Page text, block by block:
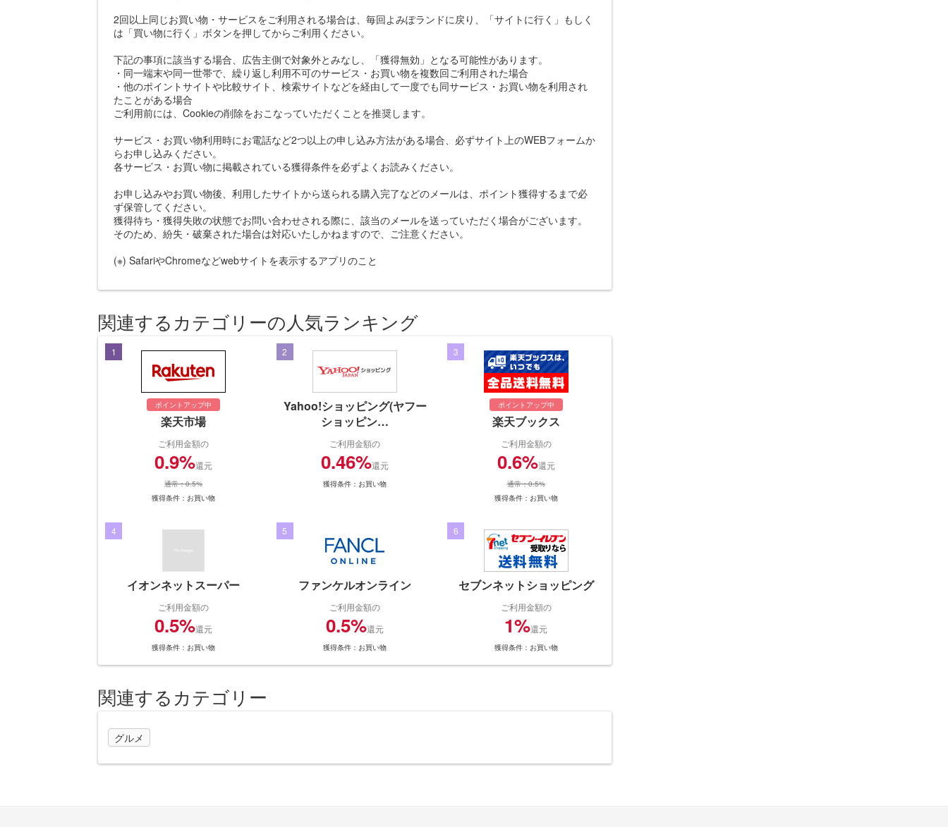
2回以上同じお買い物・サービスをご利用される場合は、毎回よみぽランドに戻り、「サイトに行く」もしく
は「買い物に行く」ボタンを押してからご利用ください。
下記の事項に該当する場合、広告主側で対象外とみなし、「獲得無効」となる可能性があります。
・同一端末や同一世帯で、繰り返し利用不可のサービス・お買い物を複数回ご利用された場合
・他のポイントサイトや比較サイト、検索サイトなどを経由して一度でも同サービス・お買い物を利用され
たことがある場合
ご利用前には、Cookieの削除をおこなっていただくことを推奨します。
サービス・お買い物利用時にお電話など2つ以上の申し込み方法がある場合、必ずサイト上のWEBフォームか
らお申し込みください。
各サービス・お買い物に掲載されている獲得条件を必ずよくお読みください。
お申し込みやお買い物後、利用したサイトから送られる購入完了などのメールは、ポイント獲得するまで必
ず保管してください。
獲得待ち・獲得失敗の状態でお問い合わせされる際に、該当のメールを送っていただく場合がございます。
そのため、紛失・破棄された場合は対応いたしかねますので、ご注意ください。
(※) SafariやChromeなどwebサイトを表示するアプリのこと
関連するカテゴリーの人気ランキング
1
ポイントアップ中
楽天市場
ご利用金額の
0.9%還元
通常：0.5%
獲得条件：お買い物
2
Yahoo!ショッピング(ヤフー
ショッピン…
ご利用金額の
0.46%還元
獲得条件：お買い物
3
ポイントアップ中
楽天ブックス
ご利用金額の
0.6%還元
通常：0.5%
獲得条件：お買い物
4
イオンネットスーパー
ご利用金額の
0.5%還元
獲得条件：お買い物
5
ファンケルオンライン
ご利用金額の
0.5%還元
獲得条件：お買い物
6
セブンネットショッピング
ご利用金額の
1%還元
獲得条件：お買い物
関連するカテゴリー
グルメ